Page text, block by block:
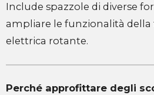
Include spazzole di diverse
ampliare le funzionalità della
elettrica rotante.
Perché approfittare degli